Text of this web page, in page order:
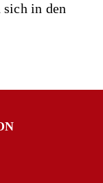
sich in den